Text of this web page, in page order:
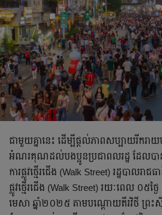
ជាមួយគ្នានេះ ដើម្បីផ្ដល់ភាពសប្បាយរីករាយ
អំណរគុណដល់បងប្អូនប្រជាពលរដ្ឋ ដែលបា
ការផ្លូវថ្មើរជើង (Walk Street) រដ្ឋបាលរា
ផ្លូវថ្មើរជើង (Walk Street) រយៈពេល ០៥ថ្
មេសា ឆ្នាំ២០២៥ តាមបណ្តោយតីរវិថី ព្រះស៊ី